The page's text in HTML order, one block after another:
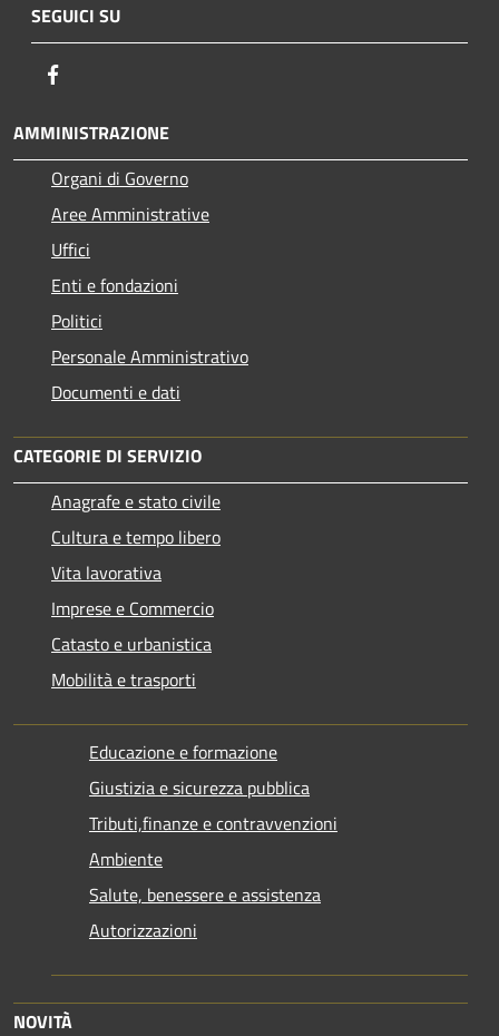
SEGUICI SU
AMMINISTRAZIONE
Organi di Governo
Aree Amministrative
Uffici
Enti e fondazioni
Politici
Personale Amministrativo
Documenti e dati
CATEGORIE DI SERVIZIO
Anagrafe e stato civile
Cultura e tempo libero
Vita lavorativa
Imprese e Commercio
Catasto e urbanistica
Mobilità e trasporti
Educazione e formazione
Giustizia e sicurezza pubblica
Tributi,finanze e contravvenzioni
Ambiente
Salute, benessere e assistenza
Autorizzazioni
NOVITÀ